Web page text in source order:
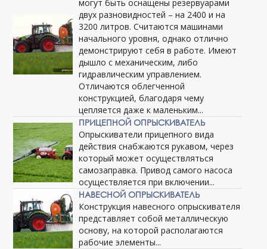
могут быть оснащены резервуарами
двух разновидностей – на 2400 и на
3200 литров. Считаются машинами
начального уровня, однако отлично
демонстрируют себя в работе. Имеют
дышло с механическим, либо
гидравлическим управлением.
Отличаются облегченной
конструкцией, благодаря чему
цепляется даже к маленьким...
ПРИЦЕПНОЙ ОПРЫСКИВАТЕЛЬ
Опрыскиватели прицепного вида
действия снабжаются рукавом, через
который может осуществляться
самозаправка. Привод самого насоса
осуществляется при включении...
НАВЕСНОЙ ОПРЫСКИВАТЕЛЬ
Конструкция навесного опрыскивателя
представляет собой металлическую
основу, на которой располагаются
рабочие элементы...